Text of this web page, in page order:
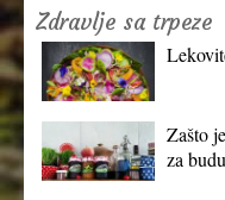
Zdravlje sa trpeze
Zašto
za